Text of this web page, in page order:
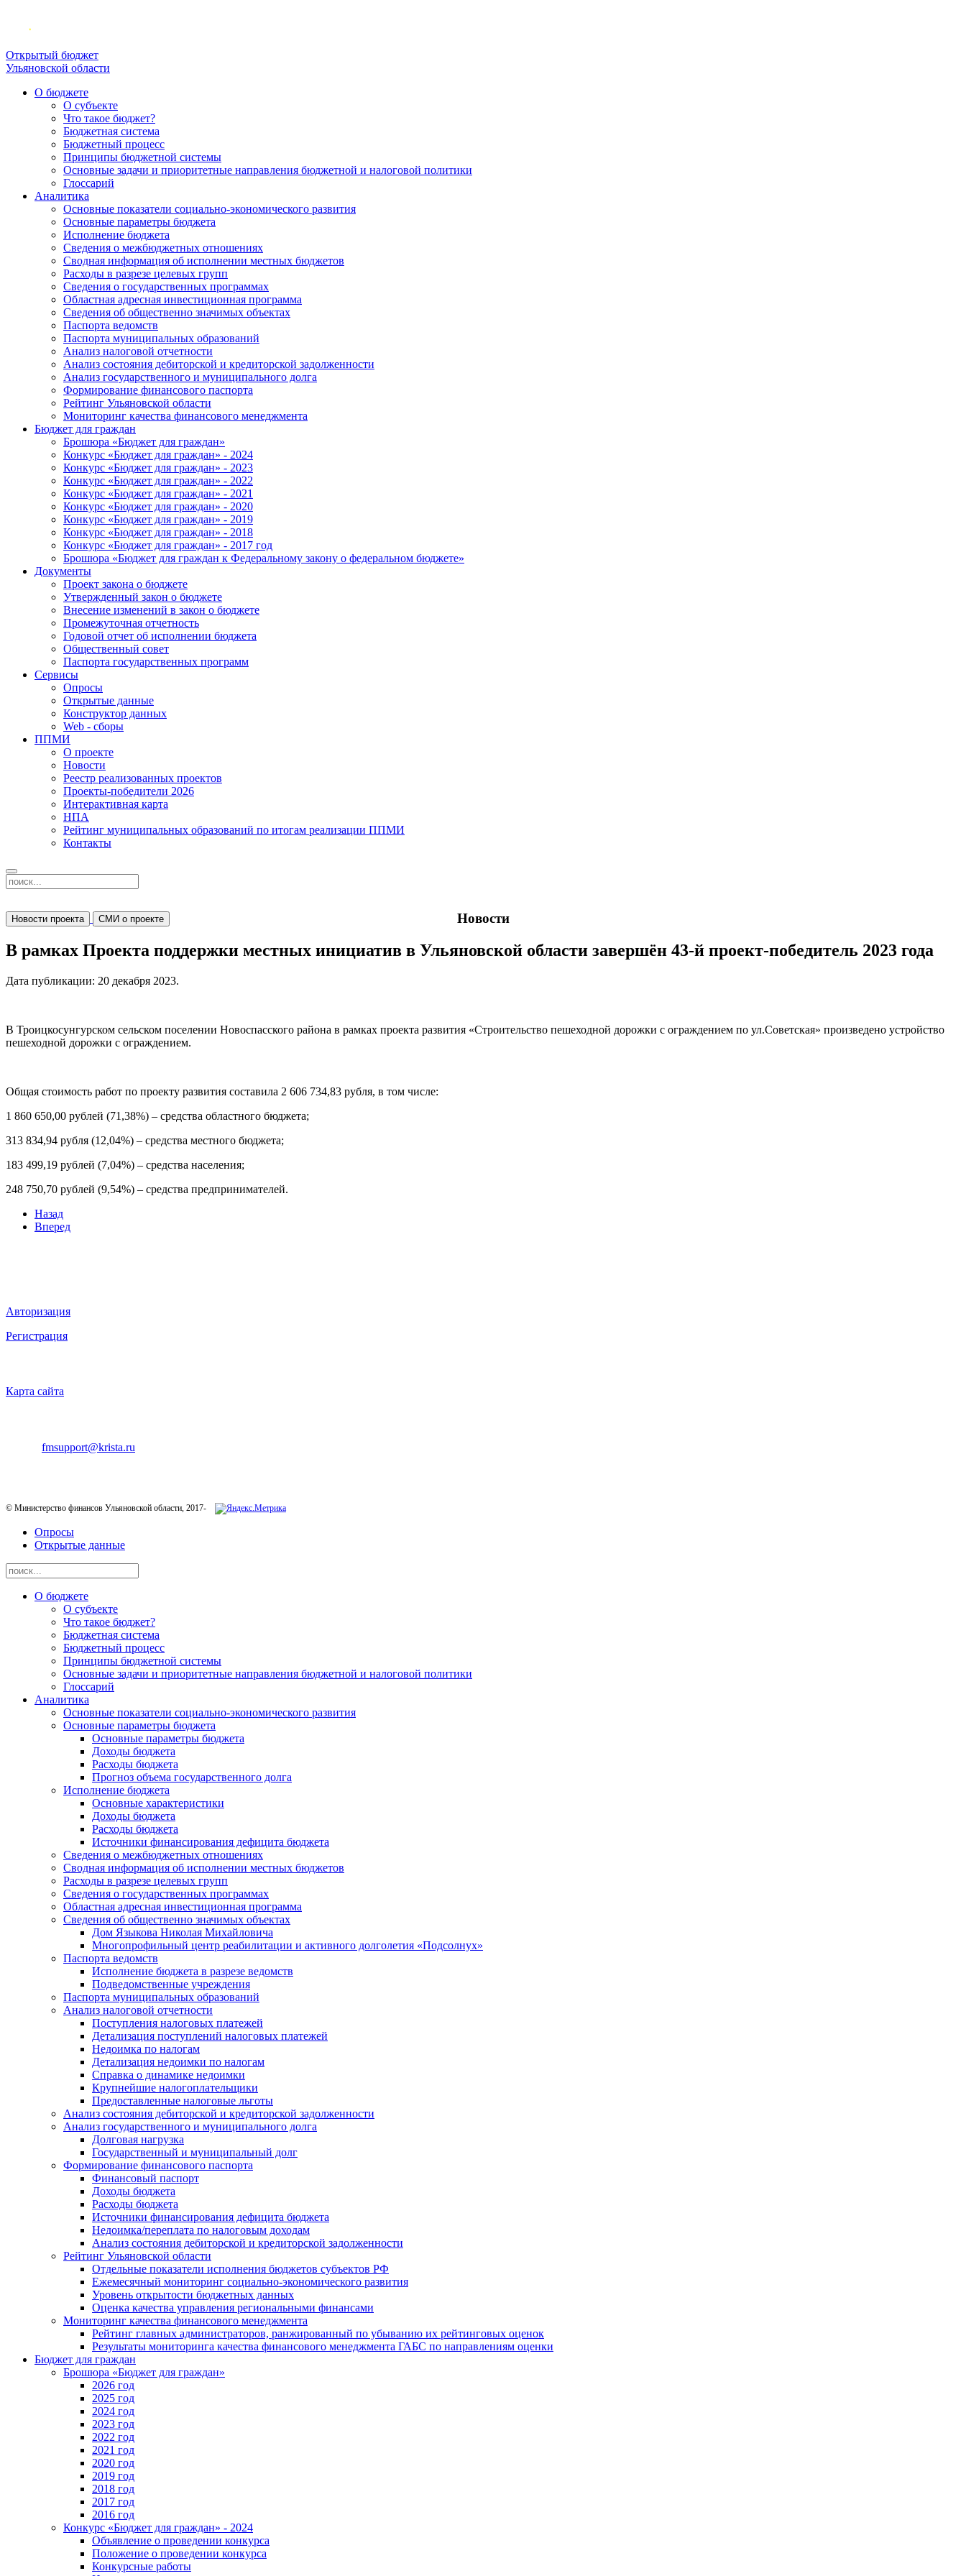
Открытый бюджет
Ульяновской области
О бюджете
О субъекте
Что такое бюджет?
Бюджетная система
Бюджетный процесс
Принципы бюджетной системы
Основные задачи и приоритетные направления бюджетной и налоговой политики
Глоссарий
Аналитика
Основные показатели социально-экономического развития
Основные параметры бюджета
Исполнение бюджета
Сведения о межбюджетных отношениях
Сводная информация об исполнении местных бюджетов
Расходы в разрезе целевых групп
Сведения о государственных программах
Областная адресная инвестиционная программа
Сведения об общественно значимых объектах
Паспорта ведомств
Паспорта муниципальных образований
Анализ налоговой отчетности
Анализ состояния дебиторской и кредиторской задолженности
Анализ государственного и муниципального долга
Формирование финансового паспорта
Рейтинг Ульяновской области
Мониторинг качества финансового менеджмента
Бюджет для граждан
Брошюра «Бюджет для граждан»
Конкурс «Бюджет для граждан» - 2024
Конкурс «Бюджет для граждан» - 2023
Конкурс «Бюджет для граждан» - 2022
Конкурс «Бюджет для граждан» - 2021
Конкурс «Бюджет для граждан» - 2020
Конкурс «Бюджет для граждан» - 2019
Конкурс «Бюджет для граждан» - 2018
Конкурс «Бюджет для граждан» - 2017 год
Брошюра «Бюджет для граждан к Федеральному закону о федеральном бюджете»
Документы
Проект закона о бюджете
Утвержденный закон о бюджете
Внесение изменений в закон о бюджете
Промежуточная отчетность
Годовой отчет об исполнении бюджета
Общественный совет
Паспорта государственных программ
Сервисы
Опросы
Открытые данные
Конструктор данных
Web - сборы
ППМИ
О проекте
Новости
Реестр реализованных проектов
Проекты-победители 2026
Интерактивная карта
НПА
Рейтинг муниципальных образований по итогам реализации ППМИ
Контакты
Новости
Новости проекта СМИ о проекте
В рамках Проекта поддержки местных инициатив в Ульяновской области завершён 43-й проект-победитель 2023 года
Дата публикации: 20 декабря 2023.
В Троицкосунгурском сельском поселении Новоспасского района в рамках проекта развития «Строительство пешеходной дорожки с ограждением по ул.Советская» произведено устройство
пешеходной дорожки с ограждением.
Общая стоимость работ по проекту развития составила 2 606 734,83 рубля, в том числе:
1 860 650,00 рублей (71,38%) – средства областного бюджета;
313 834,94 рубля (12,04%) – средства местного бюджета;
183 499,19 рублей (7,04%) – средства населения;
248 750,70 рублей (9,54%) – средства предпринимателей.
Назад
Вперед
Авторизация
Регистрация
Карта сайта
fmsupport@krista.ru
© Министерство финансов Ульяновской области, 2017-
Опросы
Открытые данные
О бюджете
О субъекте
Что такое бюджет?
Бюджетная система
Бюджетный процесс
Принципы бюджетной системы
Основные задачи и приоритетные направления бюджетной и налоговой политики
Глоссарий
Аналитика
Основные показатели социально-экономического развития
Основные параметры бюджета
Основные параметры бюджета
Доходы бюджета
Расходы бюджета
Прогноз объема государственного долга
Исполнение бюджета
Основные характеристики
Доходы бюджета
Расходы бюджета
Источники финансирования дефицита бюджета
Сведения о межбюджетных отношениях
Сводная информация об исполнении местных бюджетов
Расходы в разрезе целевых групп
Сведения о государственных программах
Областная адресная инвестиционная программа
Сведения об общественно значимых объектах
Дом Языкова Николая Михайловича
Многопрофильный центр реабилитации и активного долголетия «Подсолнух»
Паспорта ведомств
Исполнение бюджета в разрезе ведомств
Подведомственные учреждения
Паспорта муниципальных образований
Анализ налоговой отчетности
Поступления налоговых платежей
Детализация поступлений налоговых платежей
Недоимка по налогам
Детализация недоимки по налогам
Справка о динамике недоимки
Крупнейшие налогоплательщики
Предоставленные налоговые льготы
Анализ состояния дебиторской и кредиторской задолженности
Анализ государственного и муниципального долга
Долговая нагрузка
Государственный и муниципальный долг
Формирование финансового паспорта
Финансовый паспорт
Доходы бюджета
Расходы бюджета
Источники финансирования дефицита бюджета
Недоимка/переплата по налоговым доходам
Анализ состояния дебиторской и кредиторской задолженности
Рейтинг Ульяновской области
Отдельные показатели исполнения бюджетов субъектов РФ
Ежемесячный мониторинг социально-экономического развития
Уровень открытости бюджетных данных
Оценка качества управления региональными финансами
Мониторинг качества финансового менеджмента
Рейтинг главных администраторов, ранжированный по убыванию их рейтинговых оценок
Результаты мониторинга качества финансового менеджмента ГАБС по направлениям оценки
Бюджет для граждан
Брошюра «Бюджет для граждан»
2026 год
2025 год
2024 год
2023 год
2022 год
2021 год
2020 год
2019 год
2018 год
2017 год
2016 год
Конкурс «Бюджет для граждан» - 2024
Объявление о проведении конкурса
Положение о проведении конкурса
Конкурсные работы